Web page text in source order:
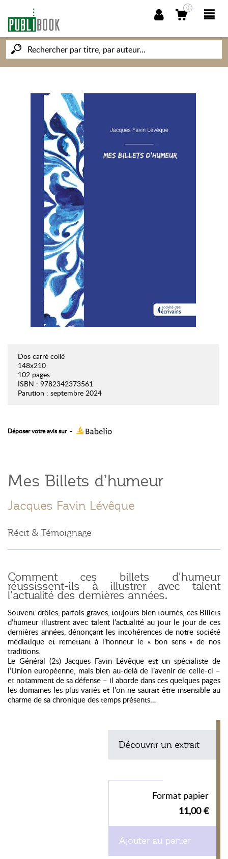
0
NOUVEAUTÉS
PUBLIBOOK
SOCIÉTÉ DES ÉCRIVAINS
CONNAISSANCES ET SAVOIRS
MON PETIT ÉDITEUR
Dos carré collé
148x210
102 pages
ISBN : 9782342373561
Parution : septembre 2024
Déposer votre avis sur -
Mes Billets d’humeur
Jacques Favin Lévêque
Récit & Témoignage
Comment ces billets d'humeur
réussissent-ils à illustrer avec talent
l'actualité des dernières années.
Souvent drôles, parfois graves, toujours bien tournés, ces Billets
d’humeur illustrent avec talent l’actualité au jour le jour de ces
dernières années, dénonçant les incohérences de notre société
médiatique et remettant à l’honneur le « bon sens » de nos
traditions.
Le Général (2s) Jacques Favin Lévêque est un spécialiste de
l’Union européenne, mais bien au-delà de l’avenir de celle-ci –
et notamment de sa défense – il aborde dans ces quelques pages
les domaines les plus variés et l’on ne saurait être insensible au
charme de sa chronique des temps présents…
Découvrir un extrait
Format papier
11,00 €
Ajouter au panier